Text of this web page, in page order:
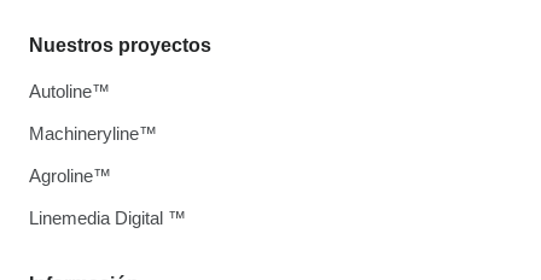
Nuestros proyectos
Autoline™
Machineryline™
Agroline™
Linemedia Digital ™